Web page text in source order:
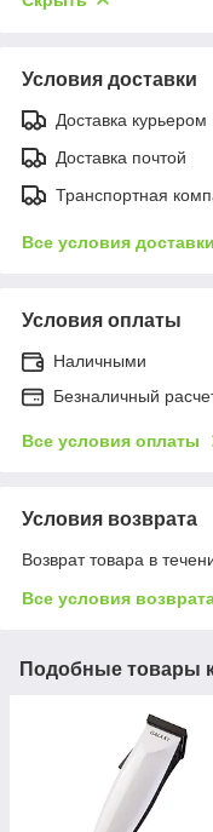
Условия доставки
Доставка курьером
Доставка почтой
Транспортная
Все условия доставки
Условия оплаты
Наличными
Безналичный
Все условия оплаты
Условия возврата
Возврат товара в
Все условия
Подобные товары